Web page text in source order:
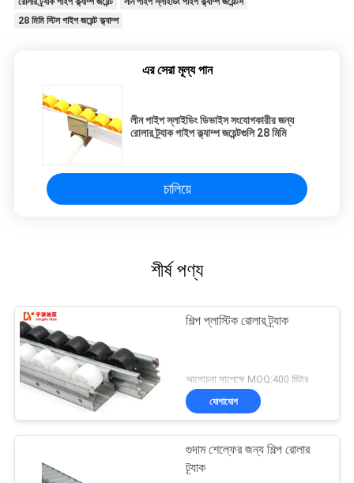
28 মিমি স্টিল পাইপ জয়েন্ট ক্ল্যাম্প
এর সেরা মূল্য পান
লীন পাইপ স্লাইডিং ডিভাইস সংযোগকারীর জন্য
রোলার ট্র্যাক পাইপ ক্ল্যাম্প জয়েন্টগুলি 28 মিমি
চালিয়ে
শীর্ষ পণ্য
শিল্প প্লাস্টিক রোলার ট্র্যাক
আলোচনা সাপেক্ষে MOQ:400 মিটার
যোগাযোগ
গুদাম শেল্ফের জন্য শিল্প রোলার
ট্র্যাক